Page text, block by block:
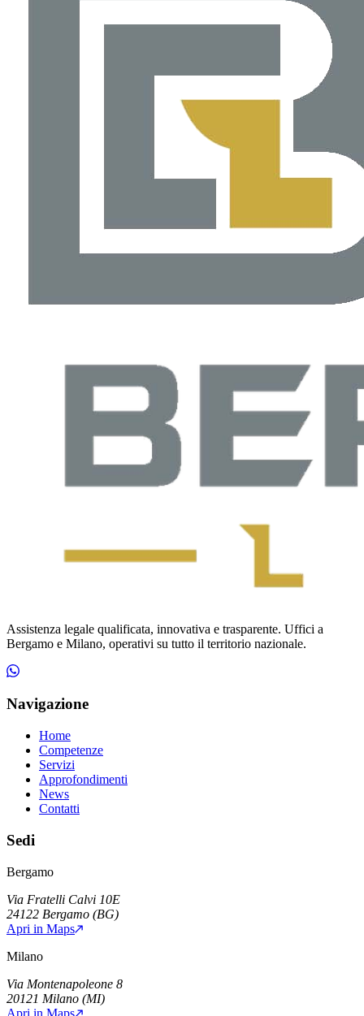
Assistenza legale qualificata, innovativa e trasparente. Uffici a
Bergamo e Milano, operativi su tutto il territorio nazionale.
Navigazione
Home
Competenze
Servizi
Approfondimenti
News
Contatti
Sedi
Bergamo
Via Fratelli Calvi 10E
24122 Bergamo (BG)
Apri in Maps
Milano
Via Montenapoleone 8
20121 Milano (MI)
Apri in Maps